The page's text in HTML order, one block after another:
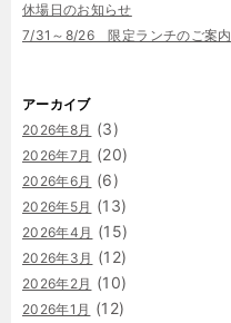
休場日のお知らせ
7/31～8/26 限定ランチのご案内
アーカイブ
2026年8月 (3)
2026年7月 (20)
2026年6月 (6)
2026年5月 (13)
2026年4月 (15)
2026年3月 (12)
2026年2月 (10)
2026年1月 (12)